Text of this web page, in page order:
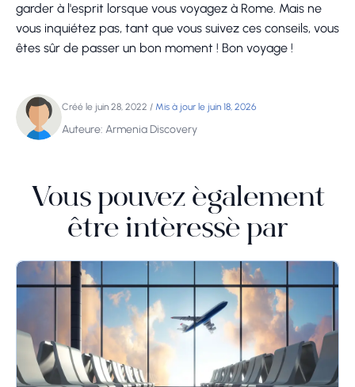
garder à l'esprit lorsque vous voyagez à Rome. Mais ne
vous inquiétez pas, tant que vous suivez ces conseils, vous
êtes sûr de passer un bon moment ! Bon voyage !
Créé le juin 28, 2022 / Mis à jour le juin 18, 2026
Auteure: Armenia Discovery
Vous pouvez également
être intéressé par